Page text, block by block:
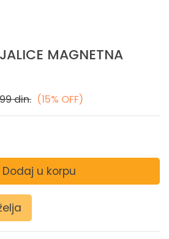
MAGNETNA
din. (15% OFF)
u korpu